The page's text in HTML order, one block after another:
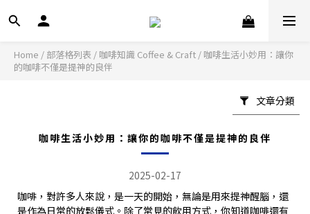
Home / 部落格列表 / 咖啡知識 Coffee & Craft / 咖啡生活小妙用：讓你
的咖啡不僅是提神的良伴
文章分類
咖啡生活小妙用：讓你的咖啡不僅是提神的良伴
2025-02-17
咖啡，對許多人來說，是一天的開始，無論是用來提神醒腦，還
是作為日常的放鬆儀式。除了常見的飲用方式，你知道咖啡還有